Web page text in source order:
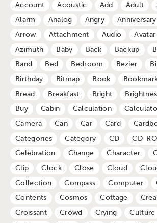
Account Acoustic Add Adult
Alarm
Analog Angry Anniversary
Arrow
Attachment Audio Avatar
Azimuth
Baby Back Backup
Band
Bed Bedroom Bezier
Birthday
Bitmap Book
Bread
Breakfast Bright
Buy
Cabin Calculation
Camera
Can Car Card
Categories
Category CD
CD-
Celebration
Change Character
Clip
Clock Close Cloud
Collection
Compass Computer
Contents
Cosmos Cottage
Croissant
Crowd Crying Culture